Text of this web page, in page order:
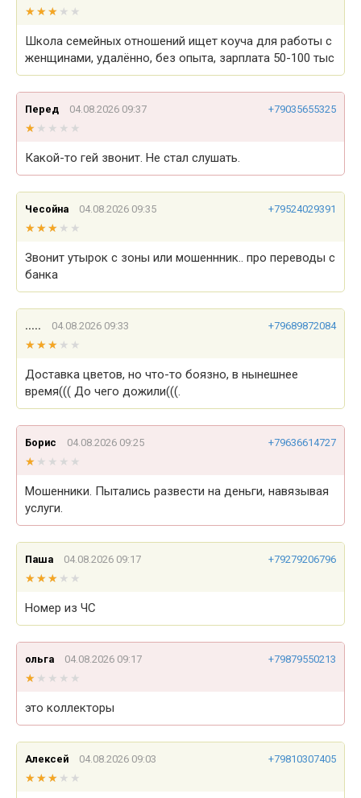
★★★★★
★★★★★
Школа семейных отношений ищет коуча для работы с
женщинами, удалённо, без опыта, зарплата 50-100 тыс
Перед 04.08.2026 09:37 +79035655325
★★★★★
★★★★★
Какой-то гей звонит. Не стал слушать.
Чесойна 04.08.2026 09:35 +79524029391
★★★★★
★★★★★
Звонит утырок с зоны или мошеннник.. про переводы с
банка
..... 04.08.2026 09:33 +79689872084
★★★★★
★★★★★
Доставка цветов, но что-то боязно, в нынешнее
время((( До чего дожили(((.
Борис 04.08.2026 09:25 +79636614727
★★★★★
★★★★★
Мошенники. Пытались развести на деньги, навязывая
услуги.
Паша 04.08.2026 09:17 +79279206796
★★★★★
★★★★★
Номер из ЧС
ольга 04.08.2026 09:17 +79879550213
★★★★★
★★★★★
это коллекторы
Алексей 04.08.2026 09:03 +79810307405
★★★★★
★★★★★